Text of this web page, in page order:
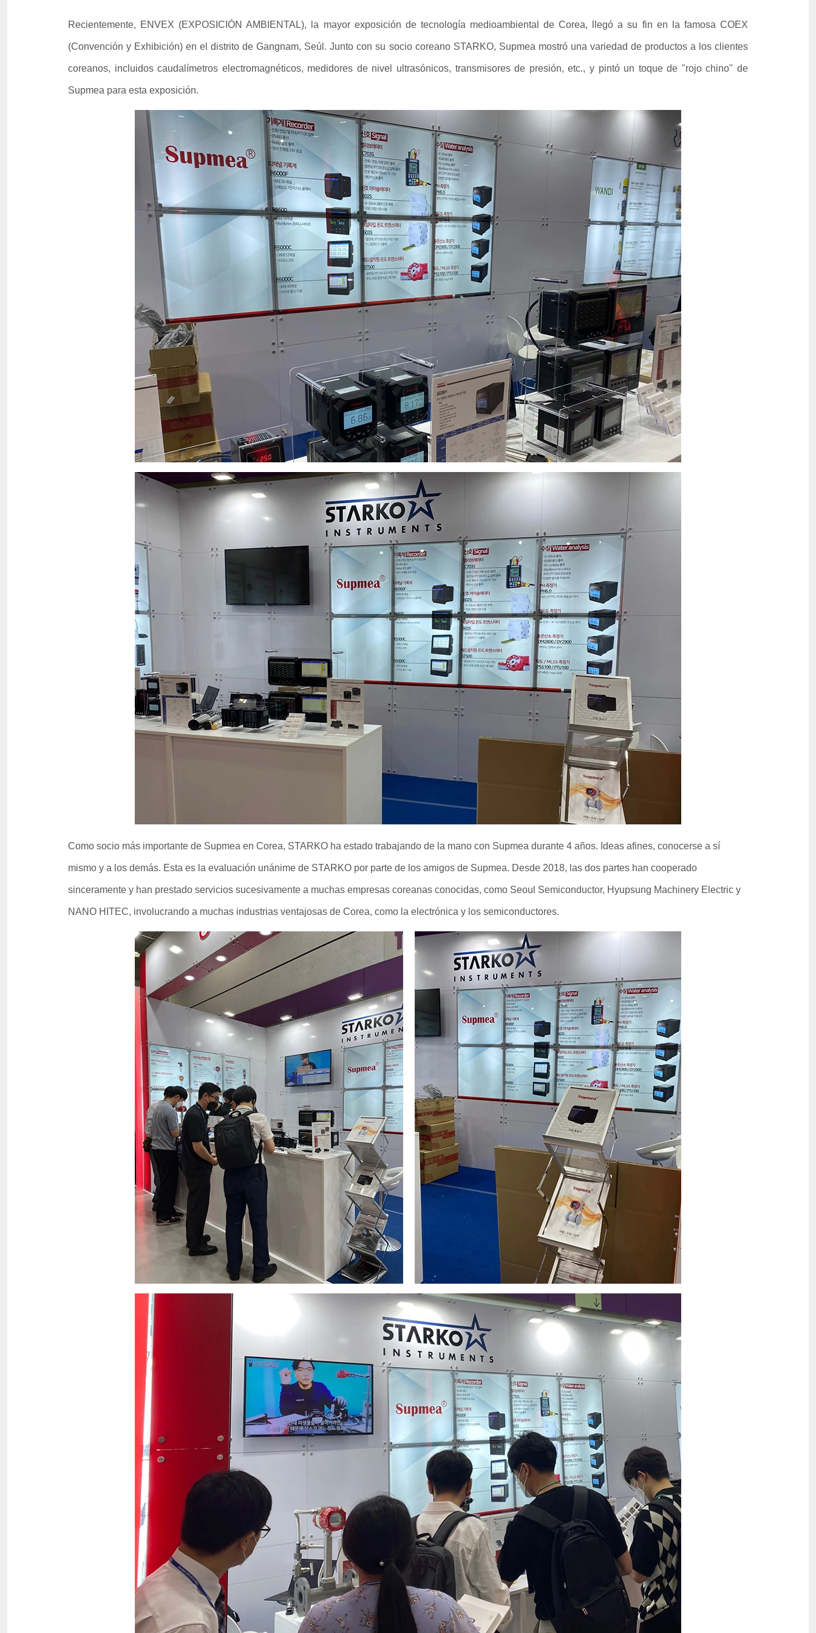
Recientemente, ENVEX (EXPOSICIÓN AMBIENTAL), la mayor exposición de tecnología medioambiental de Corea, llegó a su fin en la famosa COEX
(Convención y Exhibición) en el distrito de Gangnam, Seúl. Junto con su socio coreano STARKO, Supmea mostró una variedad de productos a los clientes
coreanos, incluidos caudalímetros electromagnéticos, medidores de nivel ultrasónicos, transmisores de presión, etc., y pintó un toque de "rojo chino" de
Supmea para esta exposición.
Como socio más importante de Supmea en Corea, STARKO ha estado trabajando de la mano con Supmea durante 4 años. Ideas afines, conocerse a sí
mismo y a los demás. Esta es la evaluación unánime de STARKO por parte de los amigos de Supmea. Desde 2018, las dos partes han cooperado
sinceramente y han prestado servicios sucesivamente a muchas empresas coreanas conocidas, como Seoul Semiconductor, Hyupsung Machinery Electric y
NANO HITEC, involucrando a muchas industrias ventajosas de Corea, como la electrónica y los semiconductores.